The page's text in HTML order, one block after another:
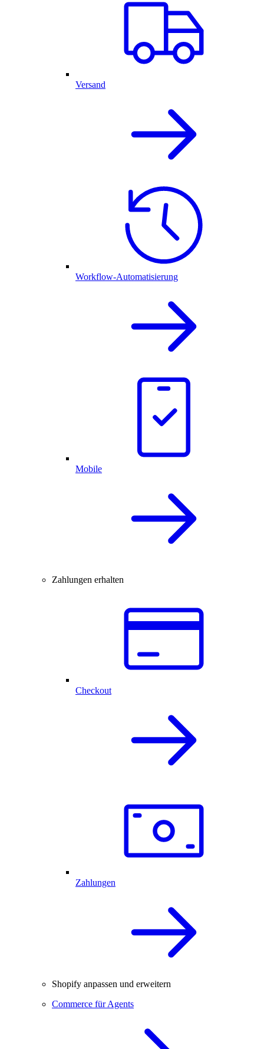
Versand
Workflow-Automatisierung
Mobile
Zahlungen erhalten
Checkout
Zahlungen
Shopify anpassen und erweitern
Commerce für Agents